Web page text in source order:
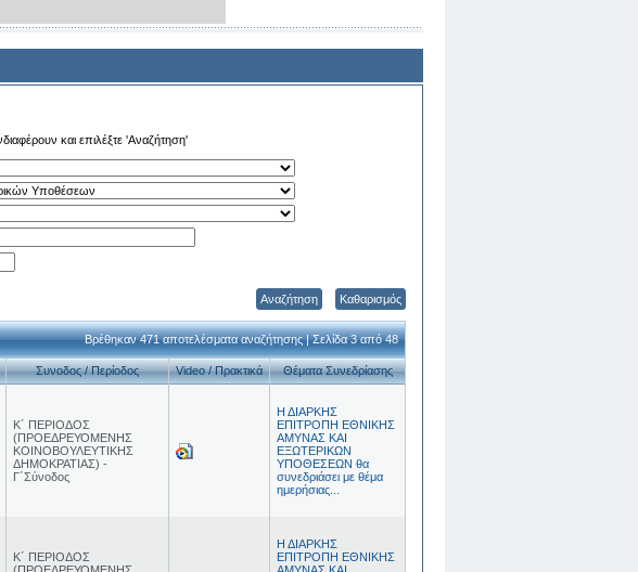
και επιλέξτε 'Αναζήτηση'
Αναζήτηση Καθαρισμός
Βρέθηκαν 471 αποτελέσματα αναζήτησης | Σελίδα 3 από 48
Συνοδος / Περίοδος Video / Πρακτικά Θέματα Συνεδρίασης
Κ΄ ΠΕΡΙΟΔΟΣ
(ΠΡΟΕΔΡΕΥΟΜΕΝΗΣ
ΚΟΙΝΟΒΟΥΛΕΥΤΙΚΗΣ
ΔΗΜΟΚΡΑΤΙΑΣ) -
Γ΄Σύνοδος
Η ΔΙΑΡΚΗΣ
ΕΠΙΤΡΟΠΗ ΕΘΝΙΚΗΣ
ΑΜΥΝΑΣ ΚΑΙ
ΕΞΩΤΕΡΙΚΩΝ
ΥΠΟΘΕΣΕΩΝ θα
συνεδριάσει με θέμα
ημερήσιας...
Κ΄ ΠΕΡΙΟΔΟΣ
Η ΔΙΑΡΚΗΣ
ΕΠΙΤΡΟΠΗ ΕΘΝΙΚΗΣ